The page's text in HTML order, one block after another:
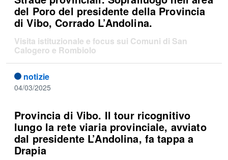
del Poro del presidente della Provincia
di Vibo, Corrado L’Andolina.
Visita istituzionale e focus sui Comuni di San
Calogero e Rombiolo
notizie
04/03/2025
Provincia di Vibo. Il tour ricognitivo
lungo la rete viaria provinciale, avviato
dal presidente L’Andolina, fa tappa a
Drapia